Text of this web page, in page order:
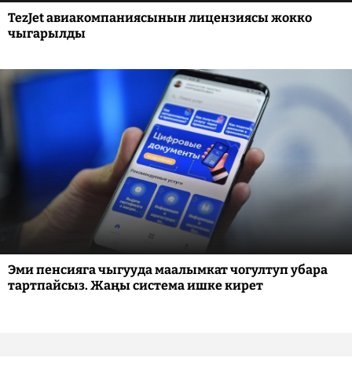
TezJet авиакомпаниясынын лицензиясы жокко
чыгарылды
Эми пенсияга чыгууда маалымкат чогултуп убара
тартпайсыз. Жаңы система ишке кирет